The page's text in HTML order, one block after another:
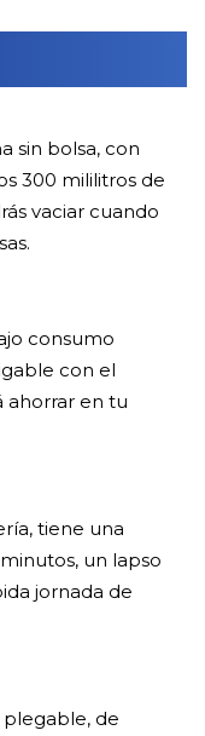
sin bolsa, con
300 mililitros de
vaciar cuando
consumo
con el
en tu
tiene una
un lapso
jornada de
de